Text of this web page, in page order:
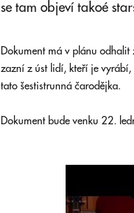
se tam objeví takoé
Dokument má v plánu
zazní z úst lidí, kteří je
tato šestistrunná čarodějka.
Dokument bude venku 22.